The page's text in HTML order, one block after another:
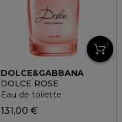
DOLCE&GABBANA
DOLCE ROSE
Eau de toilette
131,00 €